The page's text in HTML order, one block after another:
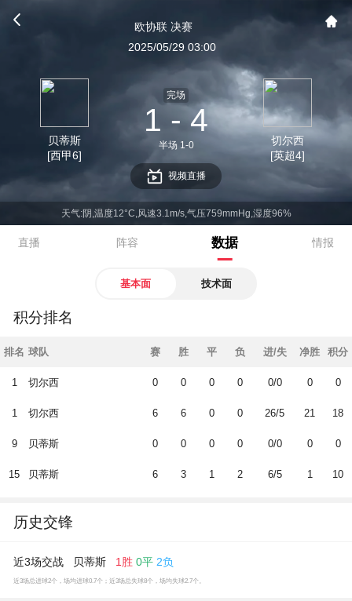
欧协联 决赛
2025/05/29 03:00
贝蒂斯
[西甲6]
完场
1 - 4
半场 1-0
切尔西
[英超4]
视频直播
天气:阴,温度12°C,风速3.1m/s,气压759mmHg,湿度96%
直播 阵容 数据 情报
基本面 技术面
积分排名
排名 球队 赛 胜 平 负 进/失 净胜 积分
1 切尔西 0 0 0 0 0/0 0 0
1 切尔西 6 6 0 0 26/5 21 18
9 贝蒂斯 0 0 0 0 0/0 0 0
15 贝蒂斯 6 3 1 2 6/5 1 10
历史交锋
近3场交战 贝蒂斯 1胜 0平 2负
近3场总进球2个，场均进球0.7个；近3场总失球8个，场均失球2.7个。